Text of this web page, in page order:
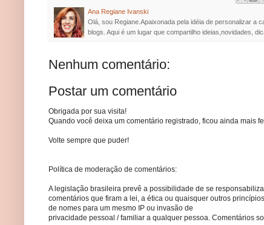
Ana Regiane Ivanski
Olá, sou Regiane.Apaixonada pela idéia de personalizar a
blogs. Aqui é um lugar que compartilho ideias,novidades,
Nenhum comentário:
Postar um comentário
Obrigada por sua visita!
Quando você deixa um comentário registrado, ficou ainda mais
Volte sempre que puder!
Política de moderação de comentários:
A legislação brasileira prevê a possibilidade de se
comentários que firam a lei, a ética ou quaisquer outros
de nomes para um mesmo IP ou invasão de
privacidade pessoal / familiar a qualquer pessoa. Comentários